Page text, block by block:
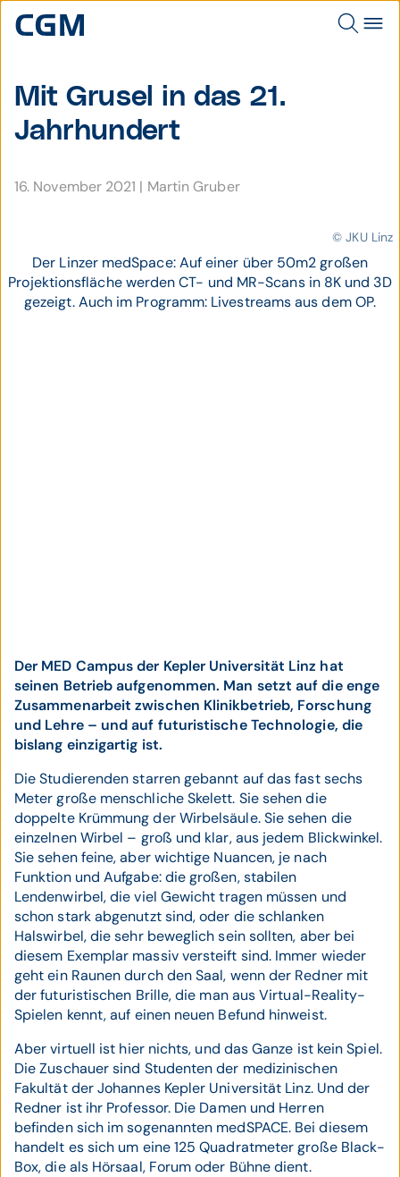
Mit Grusel in das 21.
Jahrhundert
16. November 2021 | Martin Gruber
© JKU Linz
Der Linzer medSpace: Auf einer über 50m2 großen
Projektionsfläche werden CT- und MR-Scans in 8K und 3D
gezeigt. Auch im Programm: Livestreams aus dem OP.
Der MED Campus der Kepler Universität Linz hat
seinen Betrieb aufgenommen. Man setzt auf die enge
Zusammenarbeit zwischen Klinikbetrieb, Forschung
und Lehre – und auf futuristische Technologie, die
bislang einzigartig ist.
Die Studierenden starren gebannt auf das fast sechs
Meter große menschliche Skelett. Sie sehen die
doppelte Krümmung der Wirbelsäule. Sie sehen die
einzelnen Wirbel – groß und klar, aus jedem Blickwinkel.
Sie sehen feine, aber wichtige Nuancen, je nach
Funktion und Aufgabe: die großen, stabilen
Lendenwirbel, die viel Gewicht tragen müssen und
schon stark abgenutzt sind, oder die schlanken
Halswirbel, die sehr beweglich sein sollten, aber bei
diesem Exemplar massiv versteift sind. Immer wieder
geht ein Raunen durch den Saal, wenn der Redner mit
der futuristischen Brille, die man aus Virtual-Reality-
Spielen kennt, auf einen neuen Befund hinweist.
Aber virtuell ist hier nichts, und das Ganze ist kein Spiel.
Die Zuschauer sind Studenten der medizinischen
Fakultät der Johannes Kepler Universität Linz. Und der
Redner ist ihr Professor. Die Damen und Herren
befinden sich im sogenannten medSPACE. Bei diesem
handelt es sich um eine 125 Quadratmeter große Black-
Box, die als Hörsaal, Forum oder Bühne dient.